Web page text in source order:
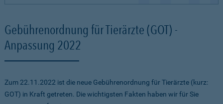
Gebührenordnung für Tierärzte (GOT) -
Anpassung 2022
Zum 22.11.2022 ist die neue Gebührenordnung für Tierärzte (kurz:
GOT) in Kraft getreten. Die wichtigsten Fakten haben wir für Sie